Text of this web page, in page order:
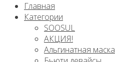
Главная
Категории
SOOSUL
АКЦИЯ!
Альгинатная маска